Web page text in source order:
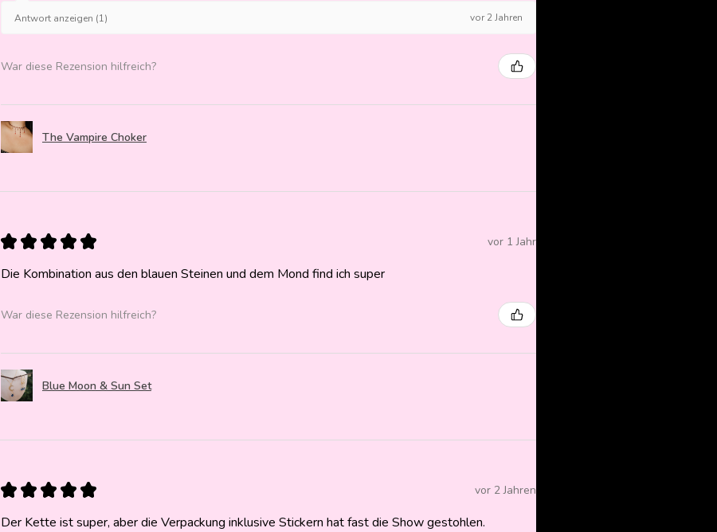
Antwort anzeigen (1) vor 2 Jahren
War diese Rezension hilfreich?
The Vampire Choker
★ ★ ★ ★ ★ vor 1 Jahr
Die Kombination aus den blauen Steinen und dem Mond find ich super
War diese Rezension hilfreich?
Blue Moon & Sun Set
★ ★ ★ ★ ★ vor 2 Jahren
Der Kette ist super, aber die Verpackung inklusive Stickern hat fast die Show gestohlen.